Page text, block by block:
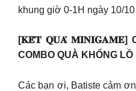
khung giờ 0-1H ngày 10/10
[𝐊𝐄̂́𝐓 𝐐𝐔𝐀̉ 𝐌𝐈𝐍𝐈𝐆𝐀𝐌𝐄]
COMBO QUÀ KHỔNG LỒ
Các bạn ơi, Batiste cảm